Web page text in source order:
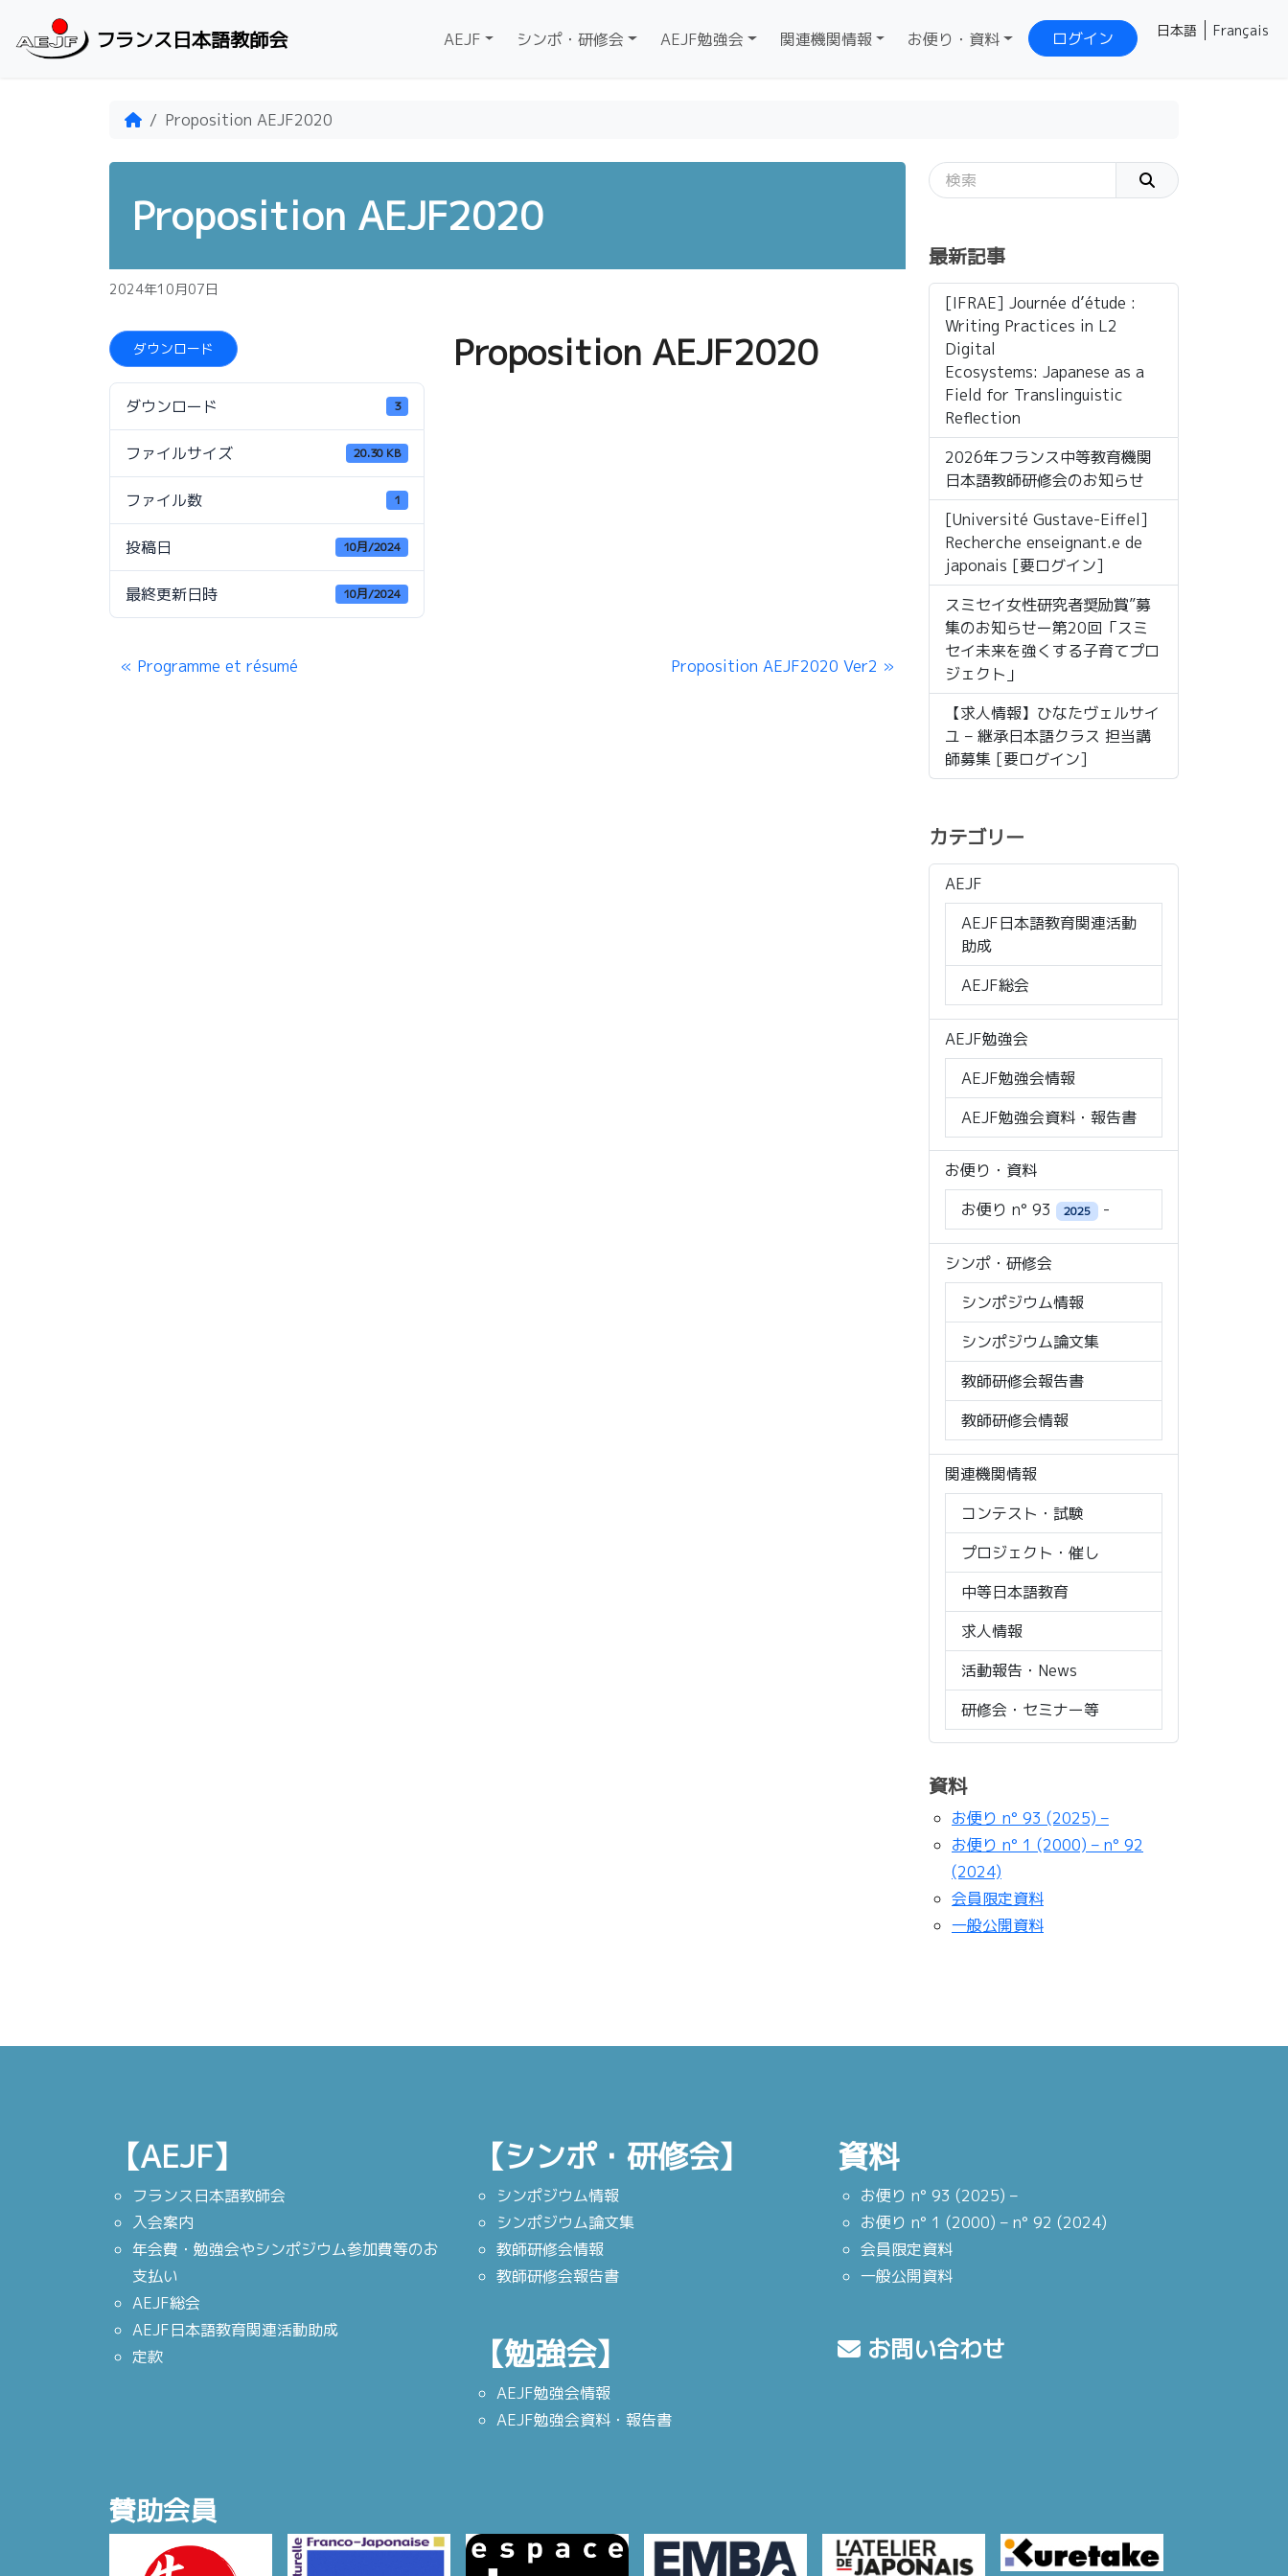
フランス日本語教師会 AEJF シンポ・研修会 AEJF勉強会 関連機関情報 お便り・資料 ログイン Français
日本語
HomeProposition AEJF2020
Proposition AEJF2020
2024年10月07日
ダウンロード
ダウンロード 3
ファイルサイズ 20.30 KB
ファイル数 1
投稿日 10月/2024
最終更新日時 10月/2024
Proposition AEJF2020
Programme et résumé Proposition AEJF2020 Ver2
最新記事
[IFRAE] Journée d’étude :
Writing Practices in L2
Digital
Ecosystems: Japanese as a
Field for Translinguistic
Reflection
2026年フランス中等教育機関
日本語教師研修会のお知らせ
[Université Gustave-Eiffel]
Recherche enseignant.e de
japonais [要ログイン]
スミセイ女性研究者奨励賞”募
集のお知らせー第20回「スミ
セイ未来を強くする子育てプロ
ジェクト」
【求人情報】ひなたヴェルサイ
ユ – 継承日本語クラス 担当講
師募集 [要ログイン]
カテゴリー
AEJF
AEJF日本語教育関連活動
助成
AEJF総会
AEJF勉強会
AEJF勉強会情報
AEJF勉強会資料・報告書
お便り・資料
お便り n° 93
2025 -
シンポ・研修会
シンポジウム情報
シンポジウム論文集
教師研修会報告書
教師研修会情報
関連機関情報
コンテスト・試験
プロジェクト・催し
中等日本語教育
求人情報
活動報告・News
研修会・セミナー等
資料
お便り n° 93 (2025) –
お便り n° 1 (2000) – n° 92
(2024)
会員限定資料
一般公開資料
【AEJF】
フランス日本語教師会
入会案内
年会費・勉強会やシンポジウム参加費等のお
支払い
AEJF総会
AEJF日本語教育関連活動助成
定款
【シンポ・研修会】
シンポジウム情報
シンポジウム論文集
教師研修会情報
教師研修会報告書
【勉強会】
AEJF勉強会情報
AEJF勉強会資料・報告書
資料
お便り n° 93 (2025) –
お便り n° 1 (2000) – n° 92 (2024)
会員限定資料
一般公開資料
お問い合わせ
賛助会員